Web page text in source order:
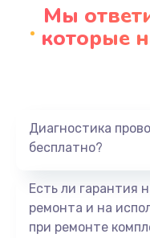
Мы
которые
Диагностика
бесплатно?
Есть ли гарантия
ремонта и на
при ремонте